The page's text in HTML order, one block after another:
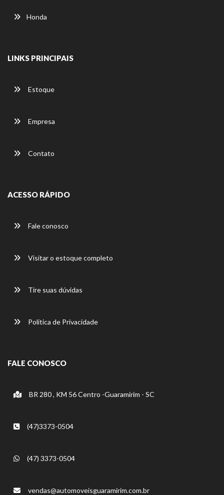
Honda
LINKS PRINCIPAIS
Estoque
Empresa
Contato
ACESSO RÁPIDO
Fale conosco
Visitar o estoque completo
Tire suas dúvidas
Política de Privacidade
FALE CONOSCO
BR 280 , KM 56 Centro -Guaramirim - SC
(47)3373-0504
(47) 3373-0504
vendas@automoveisguaramirim.com.br